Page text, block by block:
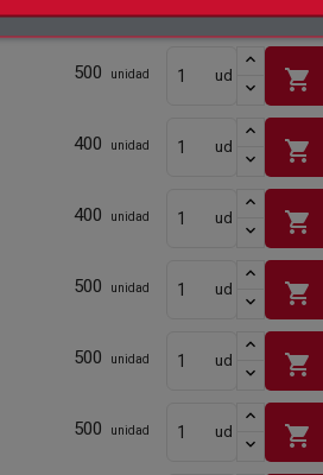
shopping_cart
500 unidad ud shopping_cart
400 unidad ud shopping_cart
400 unidad ud shopping_cart
500 unidad ud shopping_cart
500 unidad ud shopping_cart
500 unidad ud shopping_cart